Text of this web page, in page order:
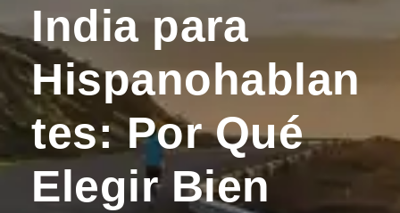
India para
Hispanohablan
tes: Por Qué
Elegir Bien